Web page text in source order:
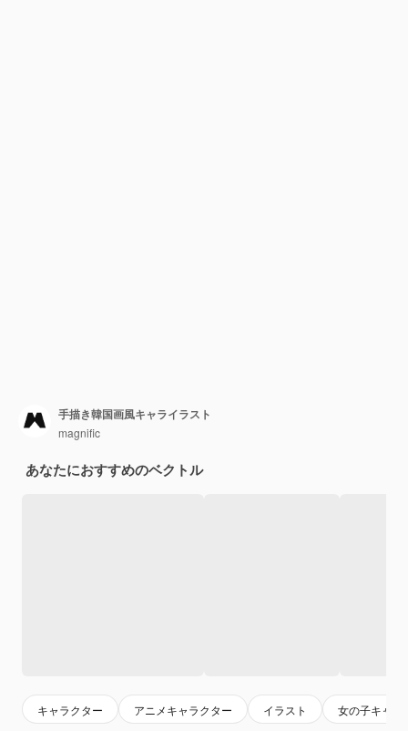
手描き韓国画風キャライラスト
magnific
あなたにおすすめのベクトル
キャラクター アニメキャラクター イラスト 女の子キャラ